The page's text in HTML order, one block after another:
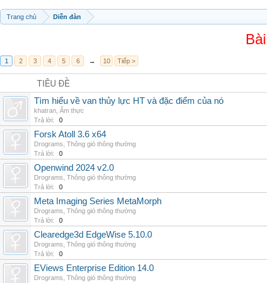
Trang chủ Diễn đàn
1 2 3 4 5 6 → 10 Tiếp >
TIÊU ĐỀ
Tìm hiểu về van thủy lực HT và đặc điểm của nó
khatran Ẩm thực
Trả lời:
0
Forsk Atoll 3.6 x64
Drograms Thông gió thông thường
Trả lời:
0
Openwind 2024 v2.0
Drograms Thông gió thông thường
Trả lời:
0
Meta Imaging Series MetaMorph
Drograms Thông gió thông thường
Trả lời:
0
Clearedge3d EdgeWise 5.10.0
Drograms Thông gió thông thường
Trả lời:
0
EViews Enterprise Edition 14.0
Drograms Thông gió thông thường